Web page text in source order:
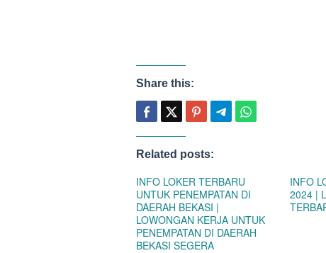
Share this:
Related posts:
INFO LOKER TERBARU
UNTUK PENEMPATAN DI
DAERAH BEKASI |
LOWONGAN KERJA UNTUK
PENEMPATAN DI DAERAH
BEKASI SEGERA
INFO
2024 |